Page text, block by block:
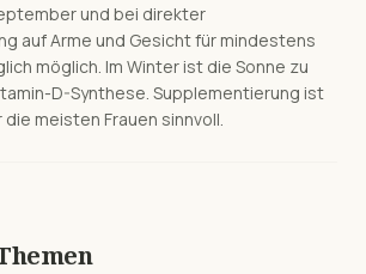
und bei direkter
auf Arme und Gesicht für mindestens
möglich. Im Winter ist die Sonne zu
D-Synthese. Supplementierung ist
meisten Frauen sinnvoll.